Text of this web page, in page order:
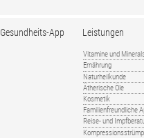
Gesundheits-App Leistungen
Vitamine und
Ernährung
Naturheilkunde
Ätherische Öle
Kosmetik
Familienfreundliche
Reise- und